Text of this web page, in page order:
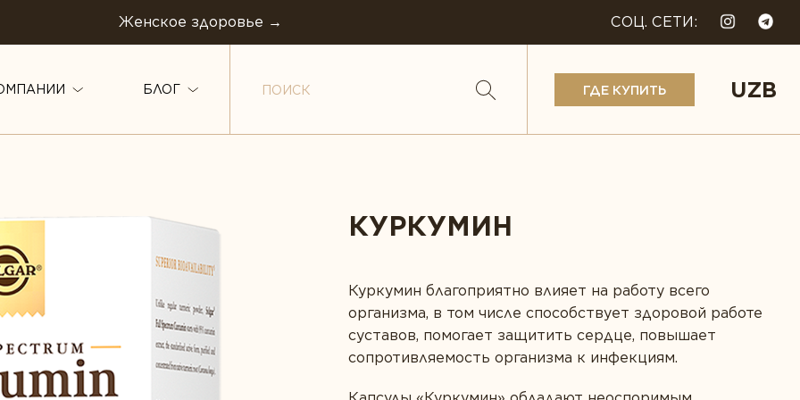
Женское здоровье → СОЦ. СЕТИ:
ЖКТ
Жирные кислоты
Комплексы
Коэнзим
Минералы
Растения
Ферменты
БЛОГ ГДЕ КУПИТЬ UZB
КУРКУМИН
Куркумин благоприятно влияет на работу всего
организма, в том числе способствует здоровой работе
суставов, помогает защитить сердце, повышает
сопротивляемость организма к инфекциям.